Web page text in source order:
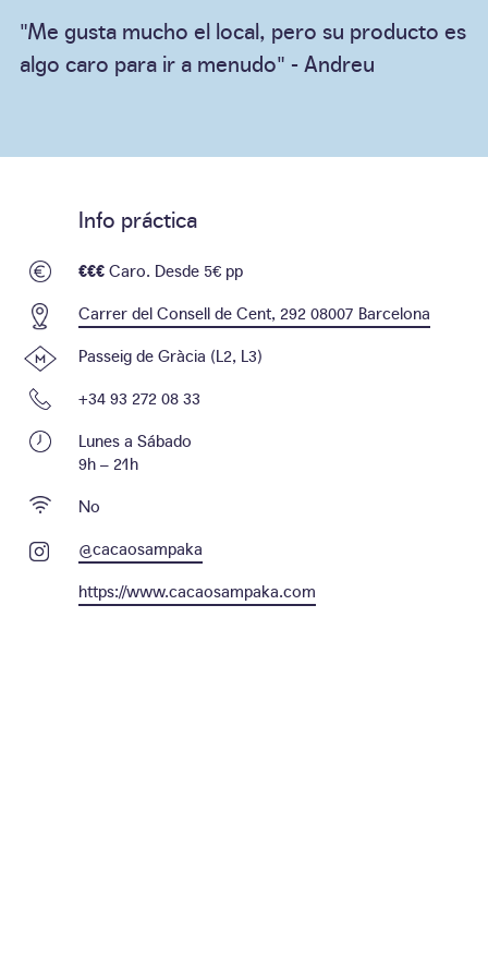
"Me gusta mucho el local, pero su producto es
algo caro para ir a menudo" - Andreu
Info práctica
€€€Caro. Desde 5€ pp
Carrer del Consell de Cent, 292 08007 Barcelona
Passeig de Gràcia (L2, L3)
+34 93 272 08 33
Lunes a Sábado
9h – 21h
No
@cacaosampaka
https://www.cacaosampaka.com